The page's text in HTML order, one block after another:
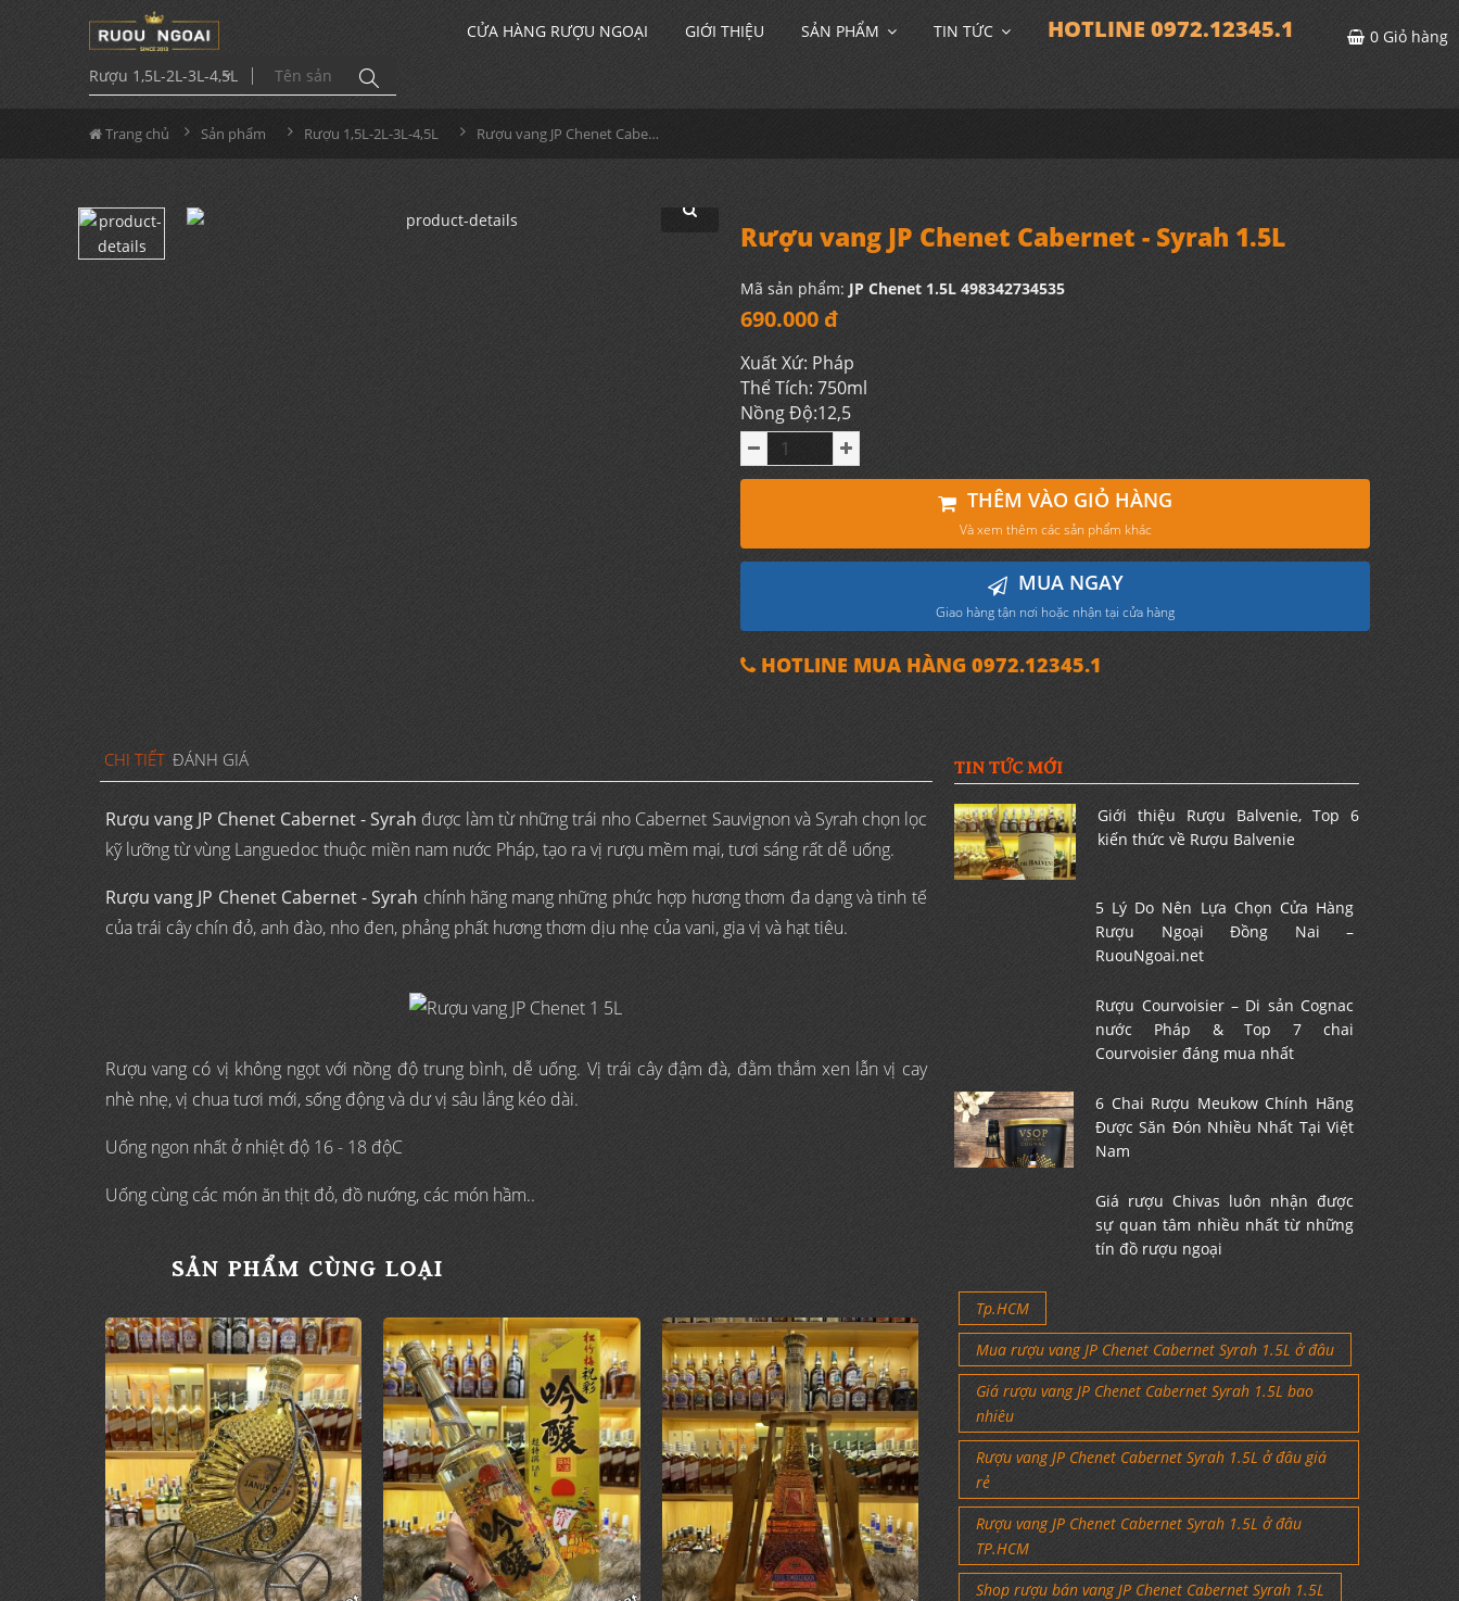
Rượu 1,5L-2L-3L-4,5L
CỬA HÀNG RƯỢU NGOẠI GIỚI THIỆU SẢN PHẨM TIN TỨC HOTLINE 0972.12345.1 0 Giỏ hàng
Trang chủ Sản phẩm Rượu 1,5L-2L-3L-4,5L Rượu vang JP Chenet Cabernet - Syrah 1.5L
Rượu vang JP Chenet Cabernet - Syrah 1.5L
Mã sản phẩm: JP Chenet 1.5L 498342734535
690.000 đ
Xuất Xứ: Pháp
Thể Tích: 750ml
Nồng Độ:12,5
THÊM VÀO GIỎ HÀNG
Và xem thêm các sản phẩm khác
MUA NGAY
Giao hàng tận nơi hoặc nhận tại cửa hàng
HOTLINE MUA HÀNG 0972.12345.1
CHI TIẾT ĐÁNH GIÁ
Rượu vang JP Chenet Cabernet - Syrah được làm từ những trái nho Cabernet Sauvignon và Syrah chọn lọc
kỹ lưỡng từ vùng Languedoc thuộc miền nam nước Pháp, tạo ra vị rượu mềm mại, tươi sáng rất dễ uống.
Rượu vang JP Chenet Cabernet - Syrah chính hãng mang những phức hợp hương thơm đa dạng và tinh tế
của trái cây chín đỏ, anh đào, nho đen, phảng phất hương thơm dịu nhẹ của vani, gia vị và hạt tiêu.
Rượu vang có vị không ngọt với nồng độ trung bình, dễ uống. Vị trái cây đậm đà, đằm thắm xen lẫn vị cay
nhè nhẹ, vị chua tươi mới, sống động và dư vị sâu lắng kéo dài.
Uống ngon nhất ở nhiệt độ 16 - 18 độC
Uống cùng các món ăn thịt đỏ, đồ nướng, các món hầm..
SẢN PHẨM CÙNG LOẠI
TIN TỨC MỚI
Giới thiệu Rượu Balvenie, Top 6
kiến thức về Rượu Balvenie
5 Lý Do Nên Lựa Chọn Cửa Hàng
Rượu Ngoại Đồng Nai –
RuouNgoai.net
Rượu Courvoisier – Di sản Cognac
nước Pháp & Top 7 chai
Courvoisier đáng mua nhất
6 Chai Rượu Meukow Chính Hãng
Được Săn Đón Nhiều Nhất Tại Việt
Nam
Giá rượu Chivas luôn nhận được
sự quan tâm nhiều nhất từ những
tín đồ rượu ngoại
Tp.HCM
Mua rượu vang JP Chenet Cabernet Syrah 1.5L ở đâu
Giá rượu vang JP Chenet Cabernet Syrah 1.5L bao
nhiêu
Rượu vang JP Chenet Cabernet Syrah 1.5L ở đâu giá
rẻ
Rượu vang JP Chenet Cabernet Syrah 1.5L ở đâu
TP.HCM
Shop rượu bán vang JP Chenet Cabernet Syrah 1.5L